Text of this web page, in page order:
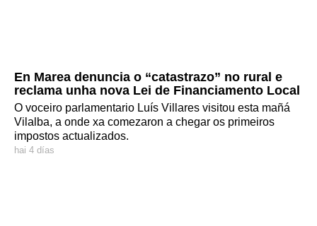
En Marea denuncia o “catastrazo” no rural e
reclama unha nova Lei de Financiamento Local
O voceiro parlamentario Luís Villares visitou esta mañá
Vilalba, a onde xa comezaron a chegar os primeiros
impostos actualizados.
hai 4 días